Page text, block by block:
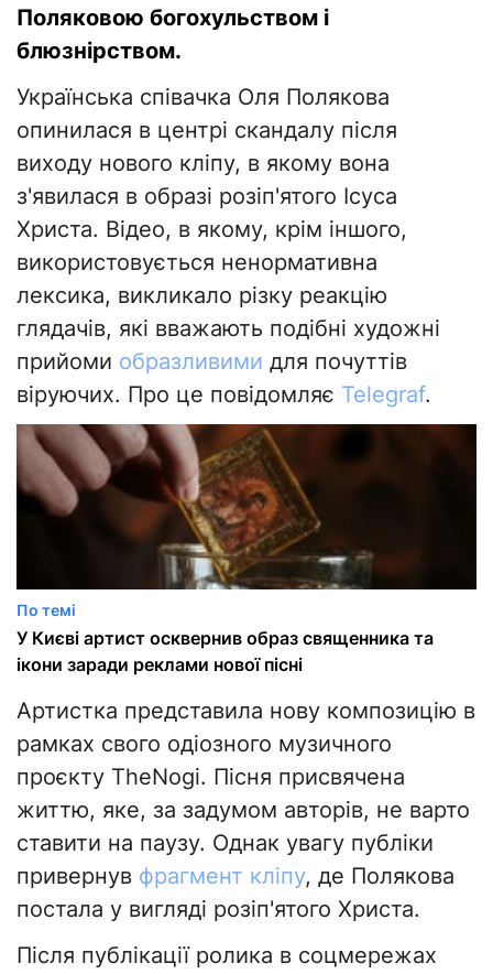
Поляковою богохульством і
блюзнірством.
Українська співачка Оля Полякова
опинилася в центрі скандалу після
виходу нового кліпу, в якому вона
з'явилася в образі розіп'ятого Ісуса
Христа. Відео, в якому, крім іншого,
використовується ненормативна
лексика, викликало різку реакцію
глядачів, які вважають подібні художні
прийоми образливими для почуттів
віруючих. Про це повідомляє Telegraf.
По темі
У Києві артист осквернив образ священника та
ікони заради реклами нової пісні
Артистка представила нову композицію в
рамках свого одіозного музичного
проєкту TheNogi. Пісня присвячена
життю, яке, за задумом авторів, не варто
ставити на паузу. Однак увагу публіки
привернув фрагмент кліпу, де Полякова
постала у вигляді розіп'ятого Христа.
Після публікації ролика в соцмережах